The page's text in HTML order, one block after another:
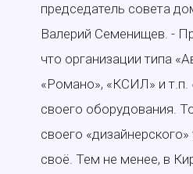
председатель совета
Валерий Семенищев. -
что организации типа
«Романо», «КСИЛ» и т.п.
своего оборудования.
своего
своё. Тем не менее, в